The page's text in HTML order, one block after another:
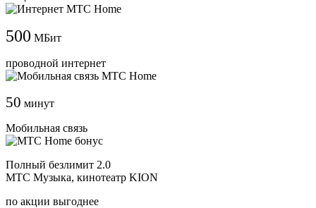
500 МБит
проводной интернет
50 минут
Мобильная связь
Полный безлимит 2.0
МТС Музыка, кинотеатр KION
по акции выгоднее